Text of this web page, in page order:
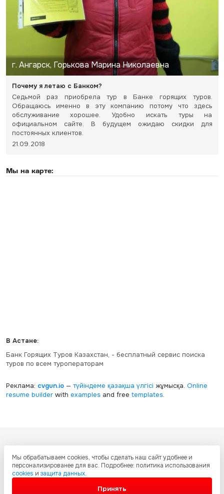
г. Ангарск, Горькова Марина Николаевна
Почему я летаю с Банком?
Седьмой раз приобрела тур в Банке горящих туров.
Обращаюсь именно в эту компанию потому что здесь
обслуживание хорошее. Удобно искать туры на
официальном сайте. В будущем ожидаю скидки для
постоянных клиентов.
21.09.2018
Мы на карте:
В Астане:
Банк Горящих Туров Казахстан, - бесплатный сервис поиска
туров по всем туроператорам
Реклама: cvgun.io— түйіндеме қазақша үлгісі жұмысқа. Online
resume builderwith examplesand free templates.
графическое содержание, структуру и оформление страниц защищены
международными соглашениями и законодательством Республики
Казахстан об охране авторских прав и интеллектуальной собственности.
Любое копирование и распространение материалов сайта без
Мы обрабатываем cookies, чтобы сделать наш сайт удобнее и
персонализированее для вас. Подробнее: политика использования
cookies и защита данных.
Принять